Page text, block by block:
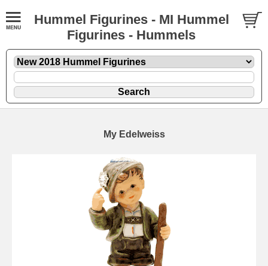
Hummel Figurines - MI Hummel
Figurines - Hummels
My Edelweiss